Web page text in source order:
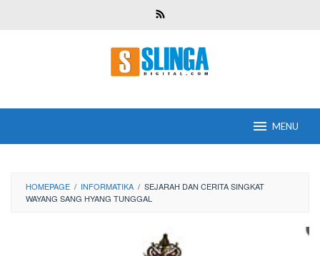
MENU
HOMEPAGE / INFORMATIKA / SEJARAH DAN CERITA SINGKAT
WAYANG SANG HYANG TUNGGAL